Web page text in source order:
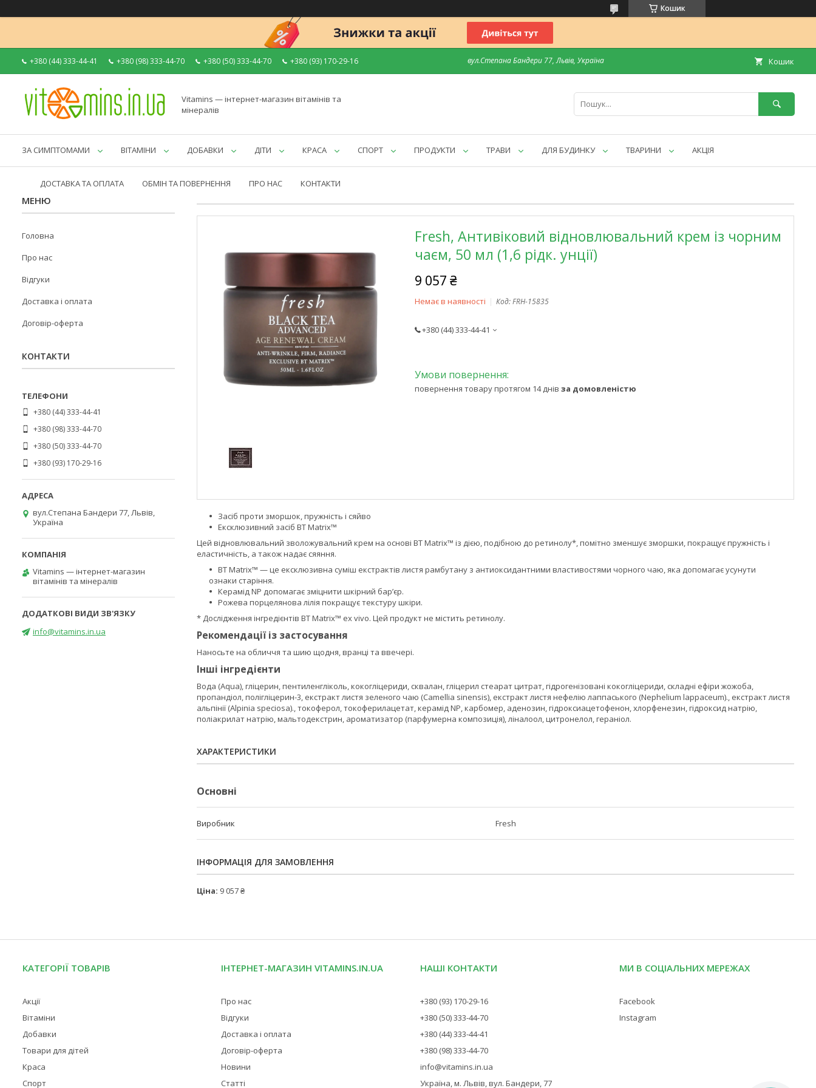
Кошик
+380 (44) 333-44-41 +380 (98) 333-44-70 +380 (50) 333-44-70 +380 (93) 170-29-16 вул.Степана Бандери 77, Львів, Україна Кошик
Vitamins — інтернет-магазин вітамінів та
мінералів
ЗА СИМПТОМАМИ ВІТАМІНИ ДОБАВКИ ДІТИ КРАСА СПОРТ ПРОДУКТИ ТРАВИ ДЛЯ БУДИНКУ ТВАРИНИ АКЦІЯ
ДОСТАВКА ТА ОПЛАТА ОБМІН ТА ПОВЕРНЕННЯ ПРО НАС КОНТАКТИ
Fresh, Антивіковий відновлювальний крем із чорним
чаєм, 50 мл (1,6 рідк. унції)
9 057 ₴
Немає в наявності Код:FRH-15835
+380 (44) 333-44-41
повернення товару протягом 14 днів за домовленістю
Засіб проти зморшок, пружність і сяйво
Ексклюзивний засіб BT Matrix™
Цей відновлювальний зволожувальний крем на основі BT Matrix™ із дією, подібною до ретинолу*, помітно зменшує зморшки, покращує пружність і
еластичність, а також надає сяяння.
BT Matrix™ — це ексклюзивна суміш екстрактів листя рамбутану з антиоксидантними властивостями чорного чаю, яка допомагає усунути
ознаки старіння.
Керамід NP допомагає зміцнити шкірний бар’єр.
Рожева порцелянова лілія покращує текстуру шкіри.
* Дослідження інгредієнтів BT Matrix™ ex vivo. Цей продукт не містить ретинолу.
Рекомендації із застосування
Наносьте на обличчя та шию щодня, вранці та ввечері.
Інші інгредієнти
Вода (Aqua), гліцерин, пентиленгліколь, кокогліцериди, сквалан, гліцерил стеарат цитрат, гідрогенізовані кокогліцериди, складні ефіри жожоба,
пропандіол, полігліцерин-3, екстракт листя зеленого чаю (Camellia sinensis), екстракт листя нефелію лаппаського (Nephelium lappaceum)., екстракт листя
альпінії (Alpinia speciosa)., токоферол, токоферилацетат, керамід NP, карбомер, аденозин, гідроксиацетофенон, хлорфенезин, гідроксид натрію,
поліакрилат натрію, мальтодекстрин, ароматизатор (парфумерна композиція), ліналоол, цитронелол, гераніол.
ХАРАКТЕРИСТИКИ
Основні
Виробник Fresh
ІНФОРМАЦІЯ ДЛЯ ЗАМОВЛЕННЯ
Ціна: 9 057 ₴
Головна
Про нас
Відгуки
Доставка і оплата
Договір-оферта
КОНТАКТИ
+380 (44) 333-44-41
+380 (98) 333-44-70
+380 (50) 333-44-70
+380 (93) 170-29-16
вул.Степана Бандери 77, Львів,
Україна
Vitamins — інтернет-магазин
вітамінів та мінералів
info@vitamins.in.ua
КАТЕГОРІЇ ТОВАРІВ
Акції
Вітаміни
Добавки
Товари для дітей
Краса
Спорт
ІНТЕРНЕТ-МАГАЗИН VITAMINS.IN.UA
Про нас
Відгуки
Доставка і оплата
Договір-оферта
Новини
Статті
НАШІ КОНТАКТИ
+380 (93) 170-29-16
+380 (50) 333-44-70
+380 (44) 333-44-41
+380 (98) 333-44-70
info@vitamins.in.ua
Україна, м. Львів, вул. Бандери, 77
МИ В СОЦІАЛЬНИХ МЕРЕЖАХ
Facebook
Instagram